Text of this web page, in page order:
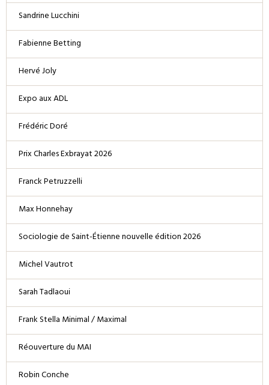
Sandrine Lucchini
Fabienne Betting
Hervé Joly
Expo aux ADL
Frédéric Doré
Prix Charles Exbrayat 2026
Franck Petruzzelli
Max Honnehay
Sociologie de Saint-Étienne nouvelle édition 2026
Michel Vautrot
Sarah Tadlaoui
Frank Stella Minimal / Maximal
Réouverture du MAI
Robin Conche